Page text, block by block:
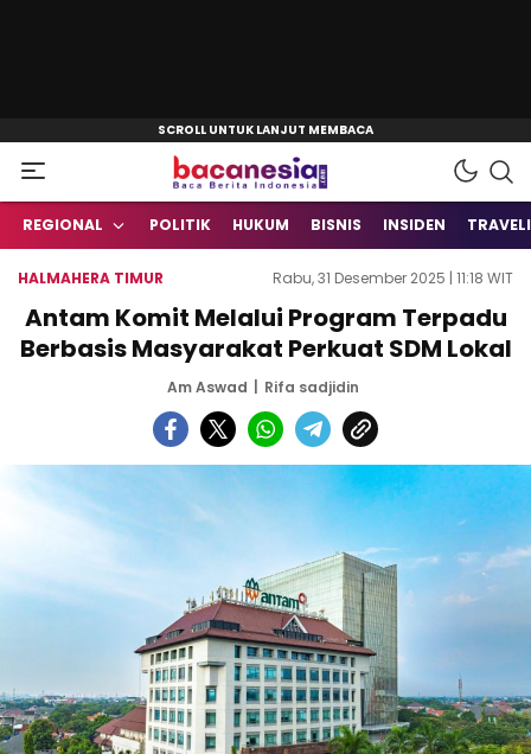
Bacanesia.com
Baca Berita Indonesia
REGIONAL POLITIK HUKUM BISNIS INSIDEN
HALMAHERA TIMUR Rabu, 31 Desember 2025 | 11:18 WIT
Antam Komit Melalui Program Terpadu
Berbasis Masyarakat Perkuat SDM Lokal
Am Aswad Rifa sadjidin